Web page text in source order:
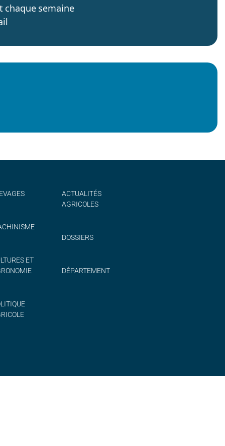
chaque semaine
ET
ACTUALITÉS
AGRICOLES
DOSSIERS
DÉPARTEMENT